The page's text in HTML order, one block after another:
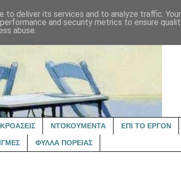
ΝΤΟΚΟΥΜΕΝΤΑ ΕΠΙ ΤΟ ΕΡΓΟΝ
ΦΥΛΛΑ ΠΟΡΕΙΑΣ
to deliver its services and to analyze traffic.
and security metrics to ensure
abuse.